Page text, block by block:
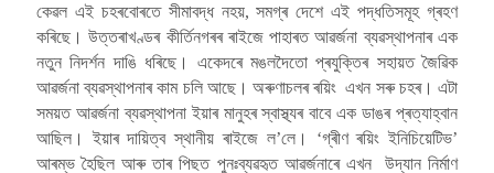
কেৱল এই চহৰবোৰতে সীমাবদ্ধ নহয়, সমগ্ৰ দেশে এই পদ্ধতিসমূহ গ্ৰহণ
কৰিছে। উত্তৰাখণ্ডৰ কীৰ্তিনগৰৰ ৰাইজে পাহাৰত আৱৰ্জনা ব্যৱস্থাপনাৰ এক
নতুন নিদৰ্শন দাঙি ধৰিছে। একেদৰে মঙলদৈতো প্ৰযুক্তিৰ সহায়ত জৈৱিক
আৱৰ্জনা ব্যৱস্থাপনাৰ কাম চলি আছে। অৰুণাচলৰ ৰয়িং এখন সৰু চহৰ। এটা
সময়ত আৱৰ্জনা ব্যৱস্থাপনা ইয়াৰ মানুহৰ স্বাস্থ্যৰ বাবে এক ডাঙৰ প্ৰত্যাহ্বান
আছিল। ইয়াৰ দায়িত্ব স্থানীয় ৰাইজে ল’লে। ‘গ্ৰীণ ৰয়িং ইনিচিয়েটিভ’
আৰম্ভ হৈছিল আৰু তাৰ পিছত পুনঃব্যৱহৃত আৱৰ্জনাৰে এখন উদ্যান নিৰ্মাণ